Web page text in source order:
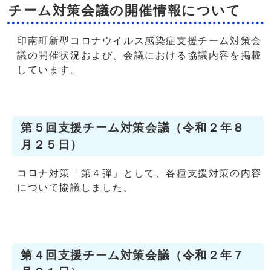
チーム対策会議の開催情報について
印南町新型コロナウイルス感染症支援チーム対策会
議の開催状況および、会議における協議内容を掲載
しています。
第５回支援チーム対策会議（令和２年８
月２５日）
コロナ対策「第４弾」として、各種支援対策の内容
について協議しました。
第４回支援チーム対策会議（令和２年７